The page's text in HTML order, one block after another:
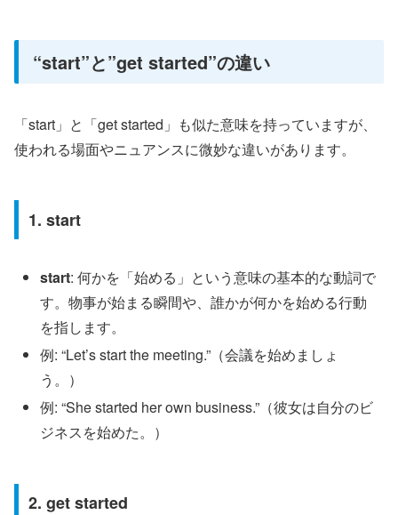
“start”と”get started”の違い
「start」と「get started」も似た意味を持っていますが、
使われる場面やニュアンスに微妙な違いがあります。
1. start
start: 何かを「始める」という意味の基本的な動詞で
す。物事が始まる瞬間や、誰かが何かを始める行動
を指します。
例: “Let’s start the meeting.”（会議を始めましょ
う。）
例: “She started her own business.”（彼女は自分のビ
ジネスを始めた。）
2. get started